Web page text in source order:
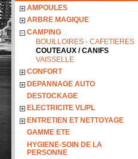
AMPOULES
ARBRE MAGIQUE
CAMPING
BOUILLOIRES - CAFETIERES
COUTEAUX / CANIFS
VAISSELLE
CONFORT
DEPANNAGE AUTO
DESTOCKAGE
ELECTRICITE VL/PL
ENTRETIEN ET NETTOYAGE
GAMME ETE
HYGIENE-SOIN DE LA
PERSONNE